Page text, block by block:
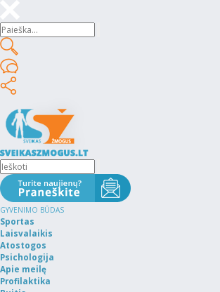
GYVENIMO BŪDAS
Sportas
Laisvalaikis
Atostogos
Psichologija
Apie meilę
Profilaktika